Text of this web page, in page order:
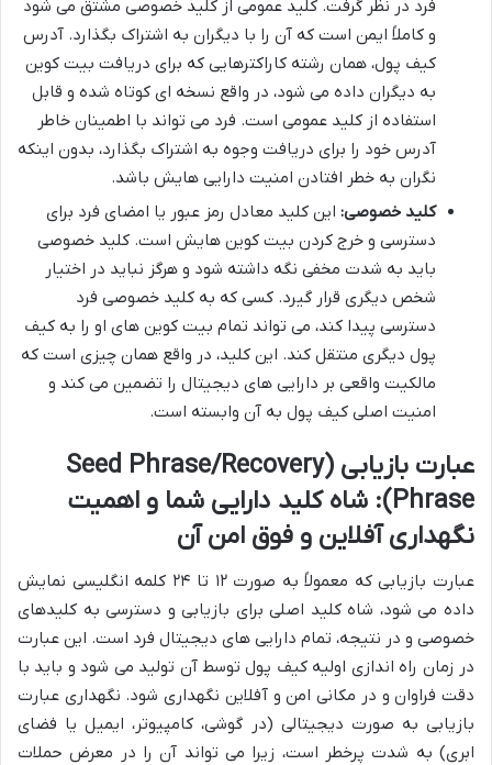
فرد در نظر گرفت. کلید عمومی از کلید خصوصی مشتق می شود
و کاملاً ایمن است که آن را با دیگران به اشتراک بگذارد. آدرس
کیف پول، همان رشته کاراکترهایی که برای دریافت بیت کوین
به دیگران داده می شود، در واقع نسخه ای کوتاه شده و قابل
استفاده از کلید عمومی است. فرد می تواند با اطمینان خاطر
آدرس خود را برای دریافت وجوه به اشتراک بگذارد، بدون اینکه
نگران به خطر افتادن امنیت دارایی هایش باشد.
کلید خصوصی: این کلید معادل رمز عبور یا امضای فرد برای
دسترسی و خرج کردن بیت کوین هایش است. کلید خصوصی
باید به شدت مخفی نگه داشته شود و هرگز نباید در اختیار
شخص دیگری قرار گیرد. کسی که به کلید خصوصی فرد
دسترسی پیدا کند، می تواند تمام بیت کوین های او را به کیف
پول دیگری منتقل کند. این کلید، در واقع همان چیزی است که
مالکیت واقعی بر دارایی های دیجیتال را تضمین می کند و
امنیت اصلی کیف پول به آن وابسته است.
عبارت بازیابی (Seed Phrase/Recovery
Phrase): شاه کلید دارایی شما و اهمیت
نگهداری آفلاین و فوق امن آن
عبارت بازیابی که معمولاً به صورت ۱۲ تا ۲۴ کلمه انگلیسی نمایش
داده می شود، شاه کلید اصلی برای بازیابی و دسترسی به کلیدهای
خصوصی و در نتیجه، تمام دارایی های دیجیتال فرد است. این عبارت
در زمان راه اندازی اولیه کیف پول توسط آن تولید می شود و باید با
دقت فراوان و در مکانی امن و آفلاین نگهداری شود. نگهداری عبارت
بازیابی به صورت دیجیتالی (در گوشی، کامپیوتر، ایمیل یا فضای
ابری) به شدت پرخطر است، زیرا می تواند آن را در معرض حملات